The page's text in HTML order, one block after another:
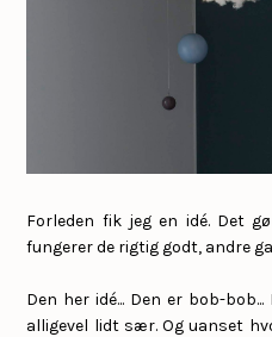
Forleden fik jeg en idé. Det
fungerer de rigtig godt, andre
Den her idé... Den er bob-
alligevel lidt sær. Og uanset